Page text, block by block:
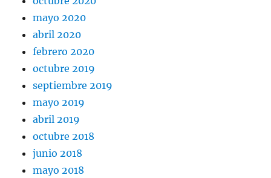
mayo 2020
abril 2020
febrero 2020
octubre 2019
septiembre 2019
mayo 2019
abril 2019
octubre 2018
junio 2018
mayo 2018